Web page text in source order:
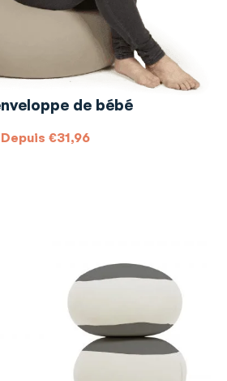
de bébé
Depuis €31,96